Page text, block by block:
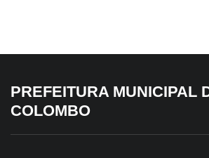
PREFEITURA MUNICIPAL
COLOMBO